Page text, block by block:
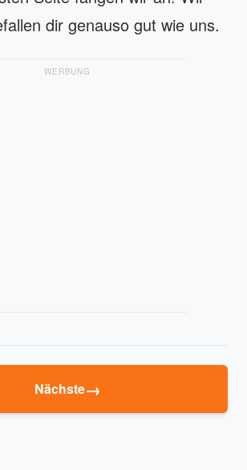
dir genauso gut wie uns.
WERBUNG
Nächste→